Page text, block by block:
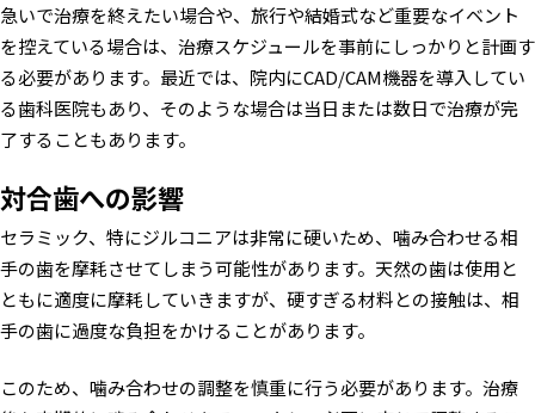
急いで治療を終えたい場合や、旅行や結婚式など重要なイベント
を控えている場合は、治療スケジュールを事前にしっかりと計画す
る必要があります。最近では、院内にCAD/CAM機器を導入してい
る歯科医院もあり、そのような場合は当日または数日で治療が完
了することもあります。
対合歯への影響
セラミック、特にジルコニアは非常に硬いため、噛み合わせる相
手の歯を摩耗させてしまう可能性があります。天然の歯は使用と
ともに適度に摩耗していきますが、硬すぎる材料との接触は、相
手の歯に過度な負担をかけることがあります。
このため、噛み合わせの調整を慎重に行う必要があります。治療